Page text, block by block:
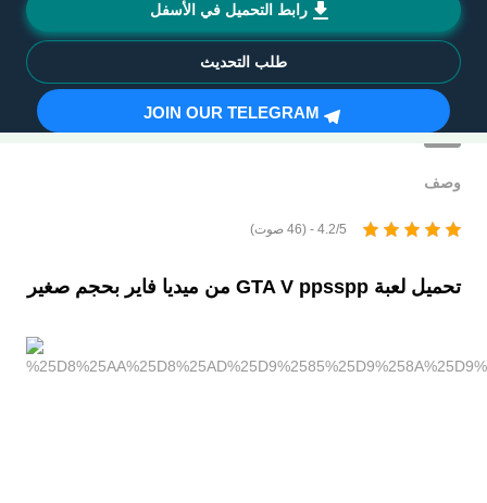
رابط التحميل في الأسفل
طلب التحديث
وصف
4.2/5 - (46 صوت)
تحميل لعبة GTA V ppsspp من ميديا فاير بحجم صغير